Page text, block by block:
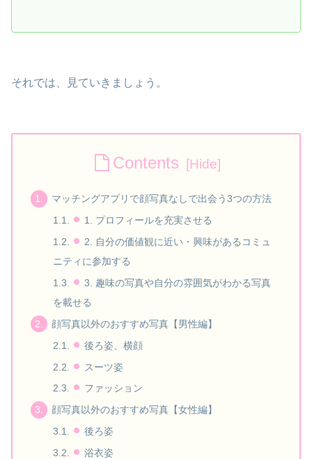
それでは、見ていきましょう。
Contents
マッチングアプリで顔写真なしで出会う3つの方法
1. プロフィールを充実させる
2. 自分の価値観に近い・興味があるコミュ
ニティに参加する
3. 趣味の写真や自分の雰囲気がわかる写真
を載せる
顔写真以外のおすすめ写真【男性編】
後ろ姿、横顔
スーツ姿
ファッション
顔写真以外のおすすめ写真【女性編】
後ろ姿
浴衣姿